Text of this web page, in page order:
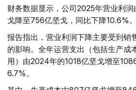
财务数据显示，公司2025年营业利
戈降至756亿坚戈，同比下降10.6%。
报告指出，营业利润下降主要受到销
的影响。全年运营支出（包括生产成
用）由2024年的1018亿坚戈增至
6.7%。